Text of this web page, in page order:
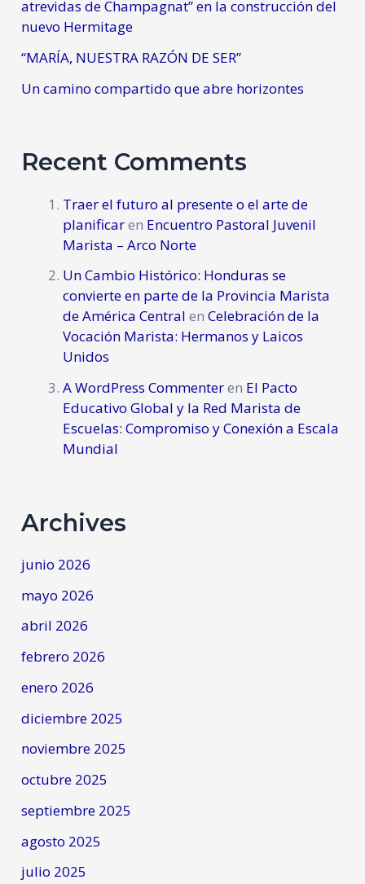
atrevidas de Champagnat” en la construcción del
nuevo Hermitage
“MARÍA, NUESTRA RAZÓN DE SER”
Un camino compartido que abre horizontes
Recent Comments
Traer el futuro al presente o el arte de
planificaren Encuentro Pastoral Juvenil
Marista – Arco Norte
Un Cambio Histórico: Honduras se
convierte en parte de la Provincia Marista
de América Central enCelebración de la
Vocación Marista: Hermanos y Laicos
Unidos
A WordPress Commenteren El Pacto
Educativo Global y la Red Marista de
Escuelas: Compromiso y Conexión a Escala
Mundial
Archives
junio 2026
mayo 2026
abril 2026
febrero 2026
enero 2026
diciembre 2025
noviembre 2025
octubre 2025
septiembre 2025
agosto 2025
julio 2025